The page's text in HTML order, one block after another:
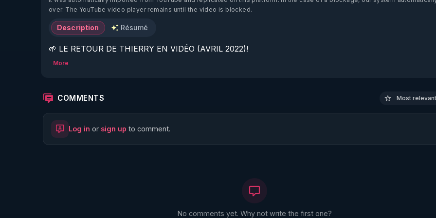
over. The YouTube video player remains until the video is blocked.
Description Résumé
🌱 LE RETOUR DE THIERRY EN VIDÉO (AVRIL 2022)!
🌱 LE MAGAZINE RÉGÉNÈRE
http://rgnr.li/ymag
More
COMMENTS Most
Log in or sign up to comment.
No comments yet. Why not write the first one?